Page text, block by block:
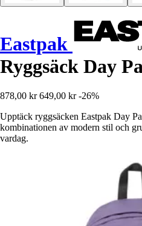
Eastpak
Ryggsäck Day
878,00 kr 649,00 kr -26%
Upptäck ryggsäcken Eastpak Day
kombinationen av modern stil och
vardag.